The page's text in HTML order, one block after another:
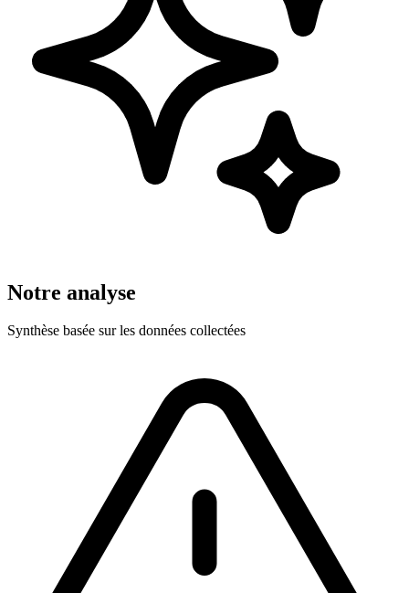
Notre analyse
Synthèse basée sur les données collectées